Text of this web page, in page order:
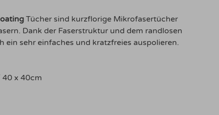
Tücher sind kurzflorige Mikrofasertücher
Dank der Faserstruktur und dem randlosen
ein sehr einfaches und kratzfreies auspolieren.
40 x 40cm